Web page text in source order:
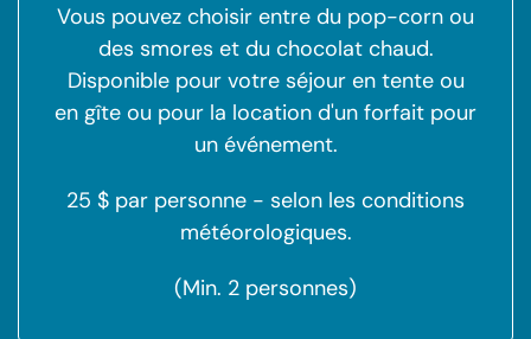
Vous pouvez choisir entre du pop-corn ou
des smores et du chocolat chaud.
Disponible pour votre séjour en tente ou
en gîte ou pour la location d'un forfait pour
un événement.
25 $ par personne - selon les conditions
météorologiques.
(Min. 2 personnes)